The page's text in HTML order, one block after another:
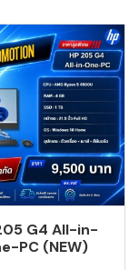
G4 All-in-
PC (NEW)